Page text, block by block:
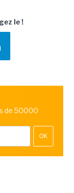
le !
de 50000
OK